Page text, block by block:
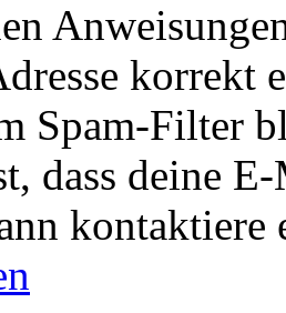
korrekt
Spam-Filter
dass deine
kontaktiere